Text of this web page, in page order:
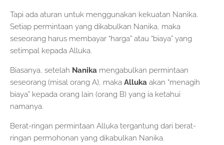
Tapi ada aturan untuk menggunakan kekuatan Nanika.
Setiap permintaan yang dikabulkan Nanika, maka
seseorang harus membayar “harga” atau “biaya” yang
setimpal kepada Alluka.
Biasanya, setelah Nanika mengabulkan permintaan
seseorang (misal orang A), maka Alluka akan “menagih
biaya” kepada orang lain (orang B) yang ia ketahui
namanya.
Berat-ringan permintaan Alluka tergantung dari berat-
ringan permohonan yang dikabulkan Nanika.